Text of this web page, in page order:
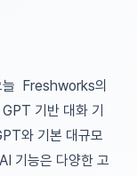
Freshworks의
기반 대화 기
와 기본 대규모
기능은 다양한 고